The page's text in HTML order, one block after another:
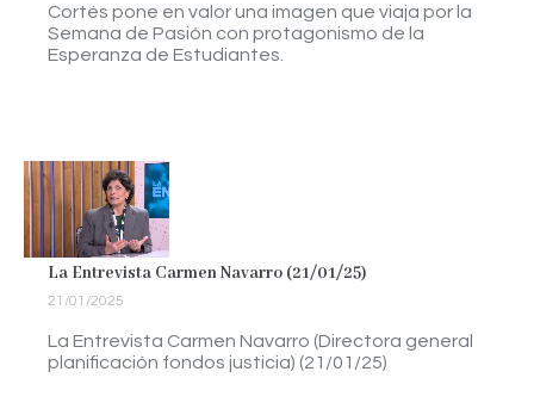
Cortés pone en valor una imagen que viaja por la
Semana de Pasión con protagonismo de la
Esperanza de Estudiantes.
La Entrevista Carmen Navarro (21/01/25)
21/01/2025
La Entrevista Carmen Navarro (Directora general
planificación fondos justicia) (21/01/25)